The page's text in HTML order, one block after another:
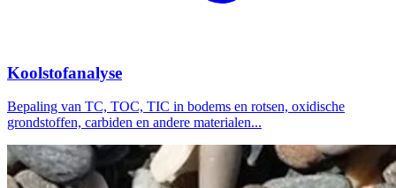
Koolstofanalyse
Bepaling van TC, TOC, TIC in bodems en rotsen, oxidische
grondstoffen, carbiden en andere materialen...